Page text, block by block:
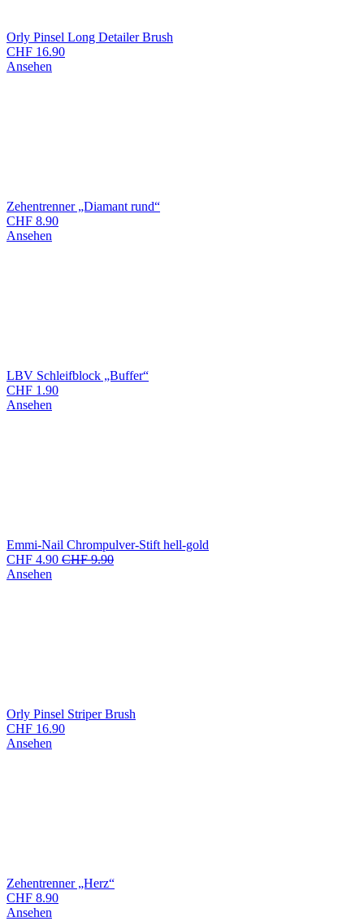
Orly Pinsel Long Detailer Brush
CHF 16.90
Ansehen
Zehentrenner „Diamant rund“
CHF 8.90
Ansehen
LBV Schleifblock „Buffer“
CHF 1.90
Ansehen
Emmi-Nail Chrompulver-Stift hell-gold
CHF 4.90 CHF9.90
Ansehen
Orly Pinsel Striper Brush
CHF 16.90
Ansehen
Zehentrenner „Herz“
CHF 8.90
Ansehen